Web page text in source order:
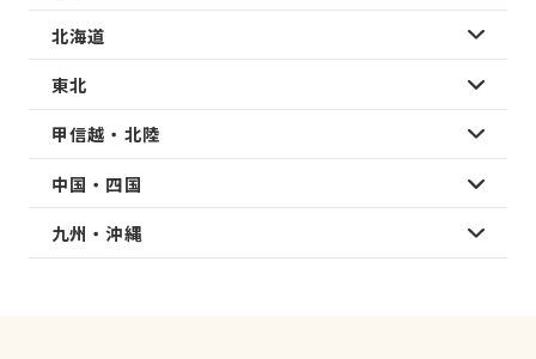
北海道
東北
甲信越・北陸
中国・四国
九州・沖縄